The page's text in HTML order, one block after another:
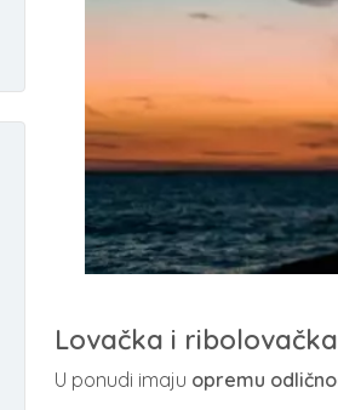
Lovačka i
U ponudi imaju opremu